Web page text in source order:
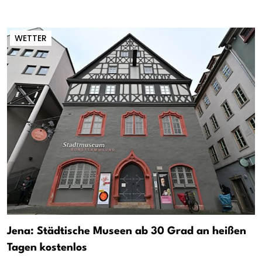
WETTER
Jena: Städtische Museen ab 30 Grad an heißen
Tagen kostenlos